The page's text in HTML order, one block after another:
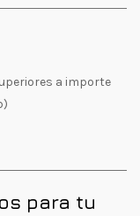
a importe
para tu